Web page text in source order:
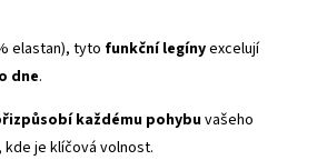
elastan), tyto funkční legínyexcelují
dne.
každému pohybuvašeho
, kde je klíčová volnost.